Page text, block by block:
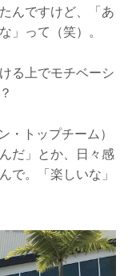
んですけど、「あ
」って（笑）。
る上でモチベーシ
トップチーム）
だ」とか、日々感
で。「楽しいな」